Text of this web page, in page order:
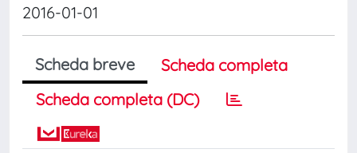
2016-01-01
Scheda breve
Scheda completa
Scheda completa (DC)